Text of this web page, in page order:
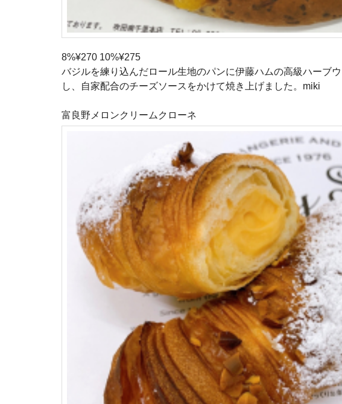
8%¥270 10%¥275
バジルを練り込んだロール生地のパンに伊藤ハムの高級ハーブ
し、自家配合のチーズソースをかけて焼き上げました。miki
富良野メロンクリームクローネ